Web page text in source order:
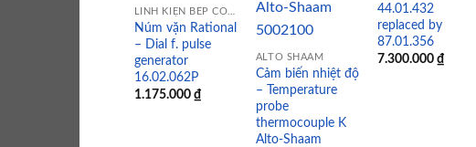
Núm vặn Rational
– Dial f. pulse
generator
16.02.062P
1.175.000 ₫
ALTO SHAAM
Cảm biến nhiệt độ
– Temperature
probe
thermocouple K
Alto-Shaam
44.01.432
replaced by
87.01.356
7.300.000₫